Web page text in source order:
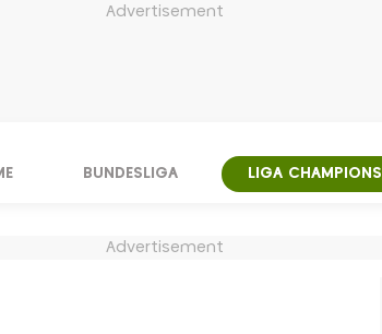
Advertisement
BUNDESLIGA LIGA CHAMPIONS
Advertisement